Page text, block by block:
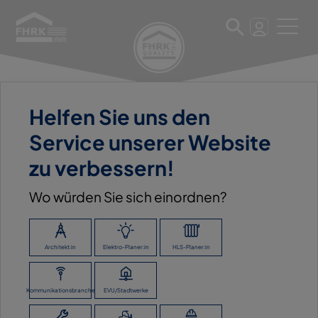
Helfen Sie uns den
Service unserer Website
zu verbessern!
Wo würden Sie sich einordnen?
Architekt:in Elektro-Planer:in HLS-Planer:in
Kommunikationsbranche EVU/Stadtwerke
11. März 2025
BUSSEMAS & POLLMEIER
GMBH & CO. KG
ZURÜCK ZUR ÜBERSICHT